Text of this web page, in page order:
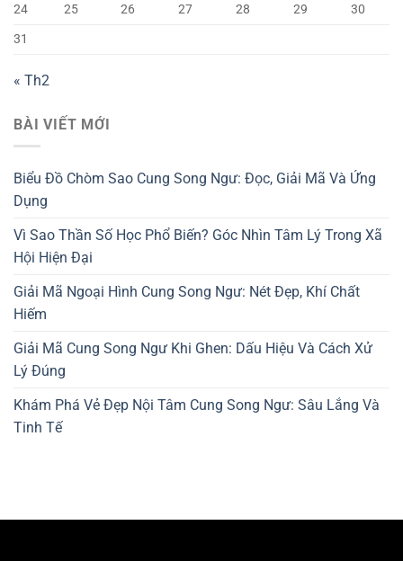
24
25 26 27 28 29
30
31
« Th2
BÀI VIẾT MỚI
Biểu Đồ Chòm Sao Cung Song Ngư: Đọc, Giải Mã Và Ứng
Dụng
Vì Sao Thần Số Học Phổ Biến? Góc Nhìn Tâm Lý Trong Xã
Hội Hiện Đại
Giải Mã Ngoại Hình Cung Song Ngư: Nét Đẹp, Khí Chất
Hiếm
Giải Mã Cung Song Ngư Khi Ghen: Dấu Hiệu Và Cách Xử
Lý Đúng
Khám Phá Vẻ Đẹp Nội Tâm Cung Song Ngư: Sâu Lắng Và
Tinh Tế